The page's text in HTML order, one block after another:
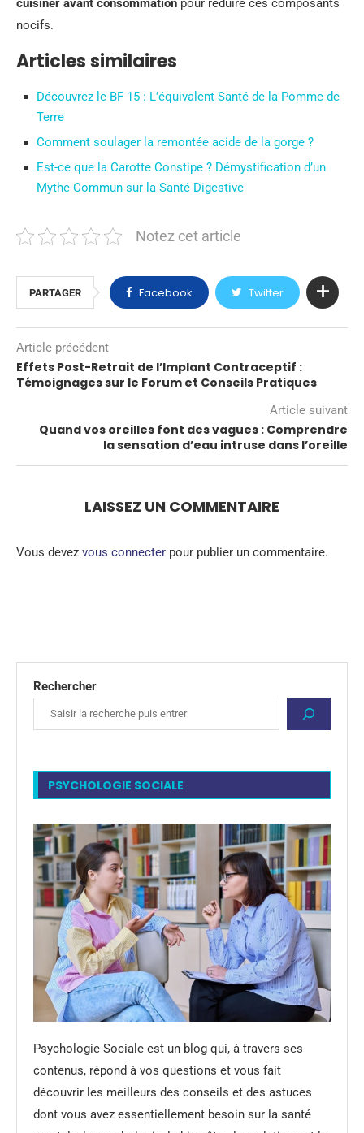
cuisiner avant consommation pour réduire ces composants
nocifs.
Articles similaires
Découvrez le BF 15 : L’équivalent Santé de la Pomme de
Terre
Comment soulager la remontée acide de la gorge ?
Est-ce que la Carotte Constipe ? Démystification d’un
Mythe Commun sur la Santé Digestive
Notez cet article
PARTAGER Facebook Twitter
Article précédent
Effets Post-Retrait de l’Implant Contraceptif :
Témoignages sur le Forum et Conseils Pratiques
Article suivant
Quand vos oreilles font des vagues : Comprendre
la sensation d’eau intruse dans l’oreille
LAISSEZ UN COMMENTAIRE
Vous devez vous connecter pour publier un commentaire.
Rechercher
PSYCHOLOGIE SOCIALE
Psychologie Sociale est un blog qui, à travers ses
contenus, répond à vos questions et vous fait
découvrir les meilleurs des conseils et des astuces
dont vous avez essentiellement besoin sur la santé